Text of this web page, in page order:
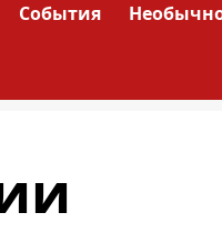
События